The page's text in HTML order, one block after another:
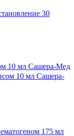
30
10 мл Сашера-